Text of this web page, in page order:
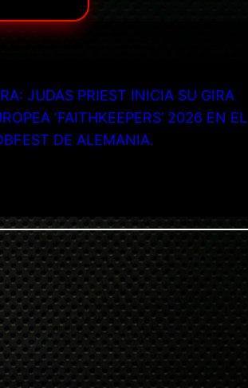
JUDAS PRIEST INICIA SU GIRA
‘FAITHKEEPERS’ 2026 EN EL
DE ALEMANIA.